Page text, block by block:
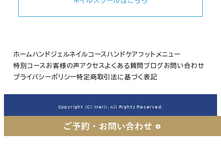
ホーム ハンドジェルネイルコース ハンドケアフットメニュー
特別コース お客様の声 アクセスよくある質問 ブログ お問い合わせ
プライバシーポリシー特定商取引法に基づく表記
Copyright (C) Meili. All Rights Reserved.